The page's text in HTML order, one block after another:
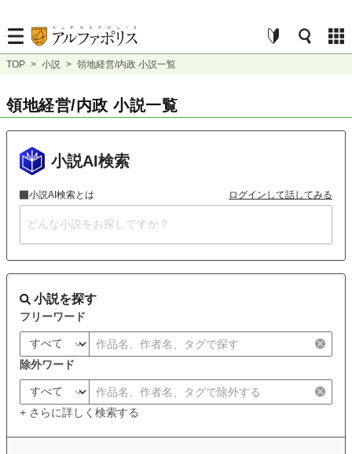
TOP > 小説 > 領地経営/内政 小説一覧
領地経営/内政 小説一覧
小説AI検索
小説AI検索とは ログインして話してみる
小説を探す
フリーワード
除外ワード
+ さらに詳しく検索する